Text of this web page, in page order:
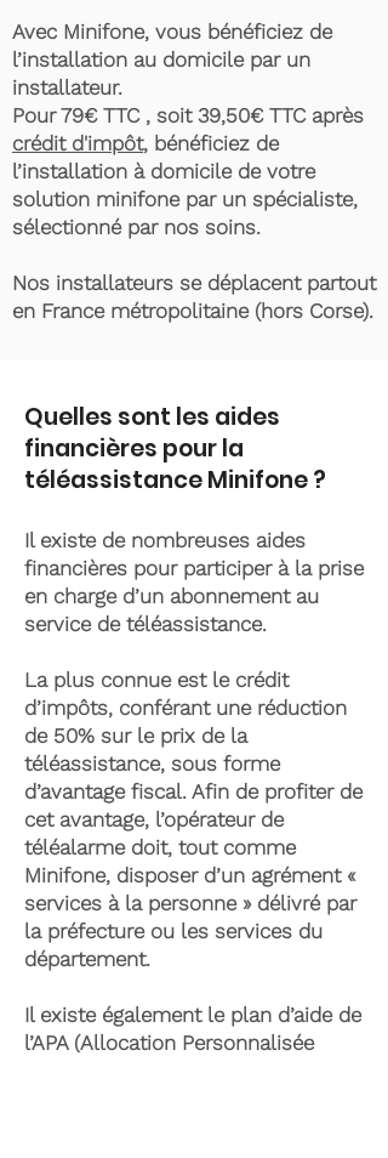
Avec Minifone, vous bénéficiez de
l’installation au domicile par un
installateur.
Pour 79€ TTC , soit 39,50€ TTC après
crédit d'impôt, bénéficiez de
l’installation à domicile de votre
solution minifone par un spécialiste,
sélectionné par nos soins.
Nos installateurs se déplacent partout
en France métropolitaine (hors Corse).
Quelles sont les aides
financières pour la
téléassistance Minifone ?
Il existe de nombreuses aides
financières pour participer à la prise
en charge d’un abonnement au
service de téléassistance.
La plus connue est le crédit
d’impôts, conférant une réduction
de 50% sur le prix de la
téléassistance, sous forme
d’avantage fiscal. Afin de profiter de
cet avantage, l’opérateur de
téléalarme doit, tout comme
Minifone, disposer d’un agrément «
services à la personne » délivré par
la préfecture ou les services du
département.
Il existe également le plan d’aide de
l’APA (Allocation Personnalisée